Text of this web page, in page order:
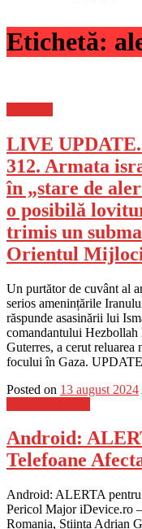
Etichetă:
LIVE
312. Armata
în „stare de
o posibilă
trimis un
Orientul
Un purtător de cuvânt al
serios amenințările
răspunde asasinării lui
comandantului
Guterres, a cerut reluarea
focului în Gaza.
Posted on 13 august 2024
Android:
Telefoane
Android: ALERTA
Pericol Major iDevice.ro
Romania, Stiinta Adrian